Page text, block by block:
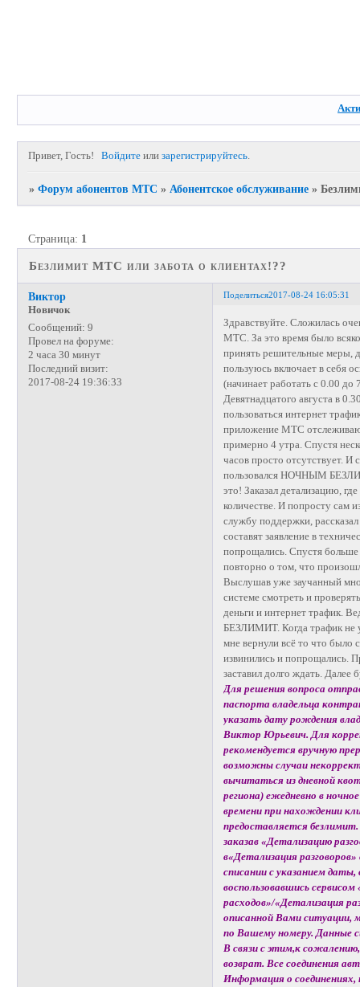
Привет, Гость! Войдите илизарегистрируйтесь.
»Форум абонентов МТС » Абонентское обслуживание »
Безлимит МТС или забота о клиентах!??
Страница: 1
Поделиться2017-08-24 16:05:31
Виктор
Новичок
Сообщений: 9
Провел на форуме:
2 часа 30 минут
Последний визит:
2017-08-24 19:36:33
Здравствуйте. Сложилась
МТС. За это время было
принять решительные меры,
пользуюсь включает в себя
(начинает работать с 0.00
Девятнадцатого августа в
пользоваться интернет
приложение МТС отслеживаю
примерно 4 утра. Спустя
часов просто отсутствует. И
пользовался НОЧНЫМ
это! Заказал детализацию,
количестве. И попросту сам
службу поддержки,
составят заявление в
попрощались. Спустя больше
повторно о том, что
Выслушав уже заучанный
системе смотреть и
деньги и интернет трафик.
БЕЗЛИМИТ. Когда трафик не
мне вернули всё то что было
извинились и попрощались.
заставил долго ждать.
Для решения вопроса
паспорта владельца
указать дату рождения
Виктор Юрьевич. Для
рекомендуется вручную
возможны случаи
вычитаться из дневной
региона) ежедневно в
времени при нахождении
предоставляется
заказав «Детализацию
в«Детализация
списании с указанием
воспользовавшись
расходов»/«Детализация
описанной Вами ситуации,
по Вашему номеру. Данные
В связи с этим,к
возврат. Все соединения
Информация о